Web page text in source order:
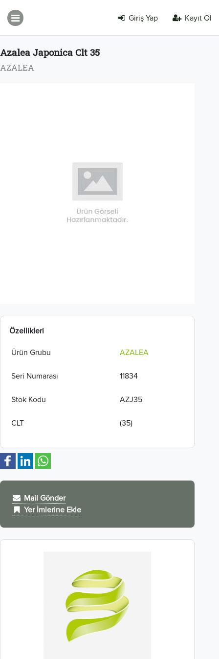
Giriş Yap Kayıt Ol
Azalea Japonica Clt 35
AZALEA
Özellikleri
Ürün Grubu AZALEA
Seri Numarası 11834
Stok Kodu AZJ35
CLT (35)
Mail Gönder
Yer İmlerine Ekle